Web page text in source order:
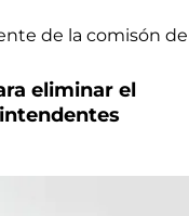
eliminar el